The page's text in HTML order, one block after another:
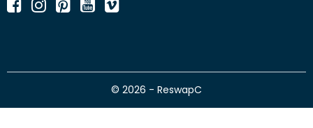
© 2026 - ReswapC